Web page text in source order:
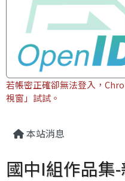
若帳密正確卻無法登入，
視窗」試試。
本站消息
國中I組作品集